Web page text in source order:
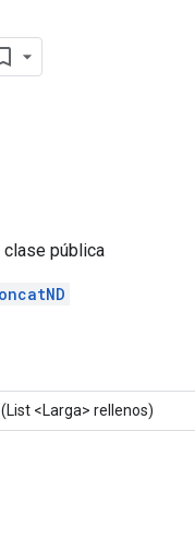
pública
(List <Larga> rellenos)